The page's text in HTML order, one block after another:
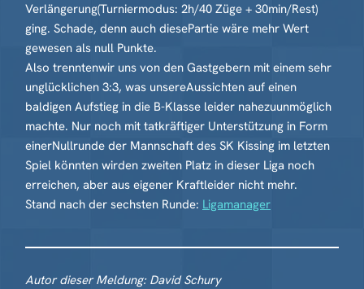
Verlängerung(Turniermodus: 2h/40 Züge + 30min/Rest)
ging. Schade, denn auch diesePartie wäre mehr Wert
gewesen als null Punkte.
Also trenntenwir uns von den Gastgebern mit einem sehr
unglücklichen 3:3, was unsereAussichten auf einen
baldigen Aufstieg in die B-Klasse leider nahezuunmöglich
machte. Nur noch mit tatkräftiger Unterstützung in Form
einerNullrunde der Mannschaft des SK Kissing im letzten
Spiel könnten wirden zweiten Platz in dieser Liga noch
erreichen, aber aus eigener Kraftleider nicht mehr.
Stand nach der sechsten Runde: Ligamanager
Autor dieser Meldung: David Schury